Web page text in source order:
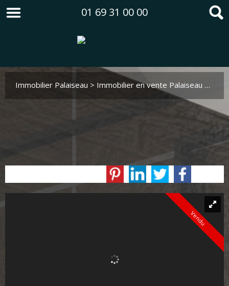
01 69 31 00 00
Immobilier Palaiseau > Immobilier en vente Palaiseau >
Vendu